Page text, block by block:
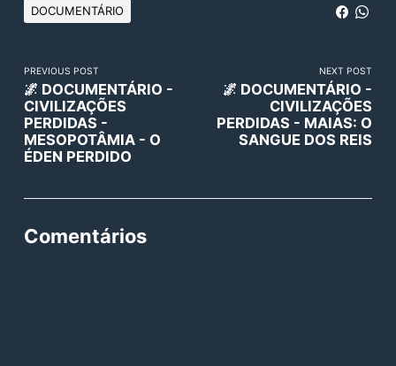
DOCUMENTÁRIO
PREVIOUS POST
🌌 DOCUMENTÁRIO -
CIVILIZAÇÕES
PERDIDAS -
MESOPOTÂMIA - O
ÉDEN PERDIDO
NEXT POST
🌌 DOCUMENTÁRIO -
CIVILIZAÇÕES
PERDIDAS - MAIAS: O
SANGUE DOS REIS
Comentários